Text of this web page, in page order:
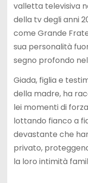
valletta televisiva
della tv degli anni
come Grande
sua personalità
segno profondo
Giada, figlia e
della madre, ha
lei momenti di
lottando fianco a
devastante che
privato,
la loro intimità